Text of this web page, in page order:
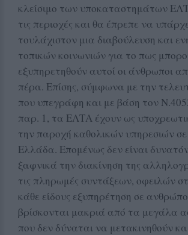
κλείσιμο των υποκαταστημάτων
τις περιοχές και θα έπρεπε να
τουλάχιστον μια διαβούλευση και
τοπικών κοινωνιών για το πως
εξυπηρετηθούν αυτοί οι άνθρωποι
πέρα. Επίσης, σύμφωνα με την
που υπεγράφη και με βάση τον
παρ. 1, τα ΕΛΤΑ έχουν ως
την παροχή καθολικών υπηρεσιών
Ελλάδα. Επομένως δεν είναι
ξαφνικά την διακίνηση της
τις πληρωμές συντάξεων, οφειλών
κάθε είδους εξυπηρέτηση σε
βρίσκονται μακριά από τα μεγάλα
που δεν δύναται να μετακινηθούν